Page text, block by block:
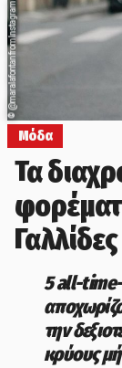
©
@maralafontan from Instagram
Μόδα
Τα
Γαλλίδες
5 all-time-
την
κρύους